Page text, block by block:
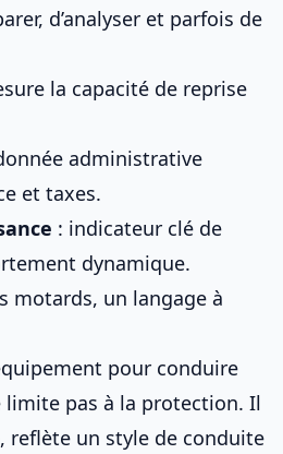
d’analyser et parfois de
la capacité de reprise
administrative
et taxes.
: indicateur clé de
dynamique.
motards, un langage à
pour conduire
limite pas à la protection. Il
reflète un style de conduite